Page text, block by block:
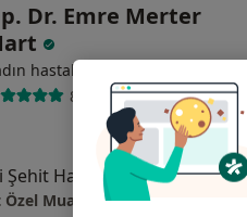
Dr. Emre Merter
hastalıkları ve doğum
82 görüş
Paşakent Mahallesi Şehit Hakan Palabıyık caddesi Saltanatlı konakları işyeri, Bandırma, Balıkesir •Harita
Muayenehanesi 1